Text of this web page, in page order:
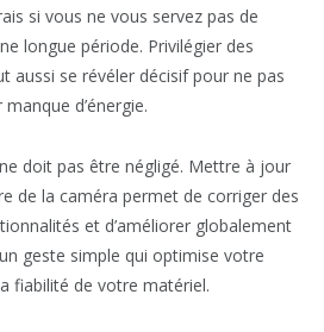
si vous ne vous servez pas de
longue période. Privilégier des
aussi se révéler décisif pour ne pas
d’énergie.
doit pas être négligé. Mettre à jour
de la caméra permet de corriger des
et d’améliorer globalement
geste simple qui optimise votre
fiabilité de votre matériel.